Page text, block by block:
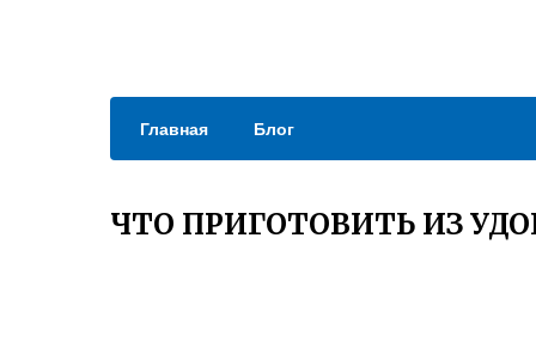
Главная Блог
ЧТО ПРИГОТОВИТЬ ИЗ